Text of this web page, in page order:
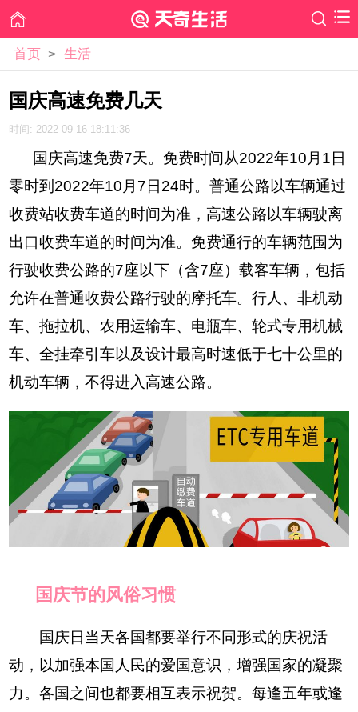
首页 > 生活
国庆高速免费几天
时间: 2022-09-16 18:11:36
国庆高速免费7天。免费时间从2022年10月1日
零时到2022年10月7日24时。普通公路以车辆通过
收费站收费车道的时间为准，高速公路以车辆驶离
出口收费车道的时间为准。免费通行的车辆范围为
行驶收费公路的7座以下（含7座）载客车辆，包括
允许在普通收费公路行驶的摩托车。行人、非机动
车、拖拉机、农用运输车、电瓶车、轮式专用机械
车、全挂牵引车以及设计最高时速低于七十公里的
机动车辆，不得进入高速公路。
国庆节的风俗习惯
国庆日当天各国都要举行不同形式的庆祝活
动，以加强本国人民的爱国意识，增强国家的凝聚
力。各国之间也都要相互表示祝贺。每逢五年或逢